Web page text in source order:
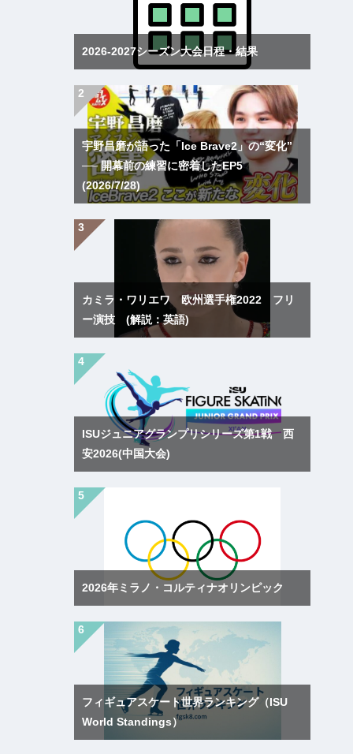
2026-2027シーズン大会日程・結果
宇野昌磨が語った「Ice Brave2」の“変化”
── 開幕前の練習に密着したEP5
(2026/7/28)
カミラ・ワリエワ 欧州選手権2022 フリ
ー演技 (解説：英語)
ISUジュニアグランプリシリーズ第1戦 西
安2026(中国大会)
2026年ミラノ・コルティナオリンピック
フィギュアスケート世界ランキング（ISU
World Standings）